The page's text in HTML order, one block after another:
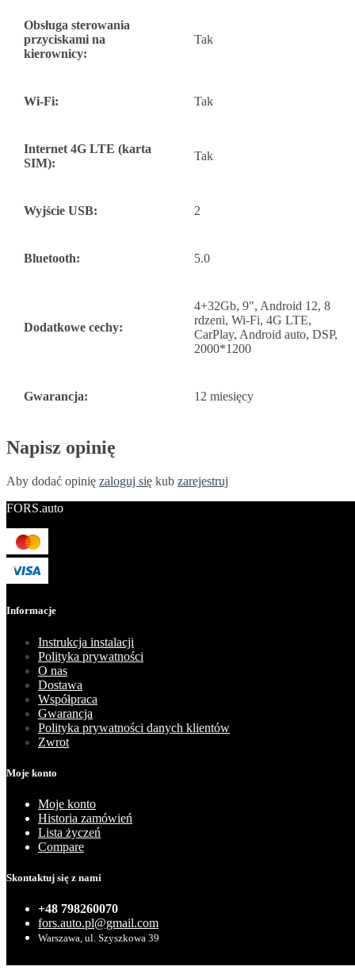
Obsługa sterowania
przyciskami na
kierownicy:
Tak
Wi-Fi: Tak
Internet 4G LTE (karta
SIM):
Tak
Wyjście USB: 2
Bluetooth: 5.0
Dodatkowe cechy:
4+32Gb, 9", Android 12, 8
rdzeni, Wi-Fi, 4G LTE,
CarPlay, Android auto, DSP,
2000*1200
Gwarancja: 12 miesięcy
Napisz opinię
Aby dodać opinię zaloguj się kub zarejestruj
FORS.auto
Informacje
Instrukcja instalacji
Polityka prywatności
O nas
Dostawa
Współpraca
Gwarancja
Polityka prywatności danych klientów
Zwrot
Moje konto
Moje konto
Historia zamówień
Lista życzeń
Compare
Skontaktuj się z nami
+48 798260070
fors.auto.pl@gmail.com
Warszawa, ul. Szyszkowa 39